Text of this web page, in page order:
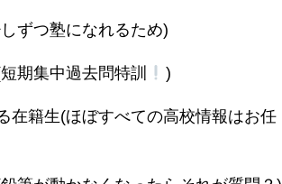
ずつ塾になれるため)
期集中過去問特訓 )
在籍生(ほぼすべての高校情報はお任